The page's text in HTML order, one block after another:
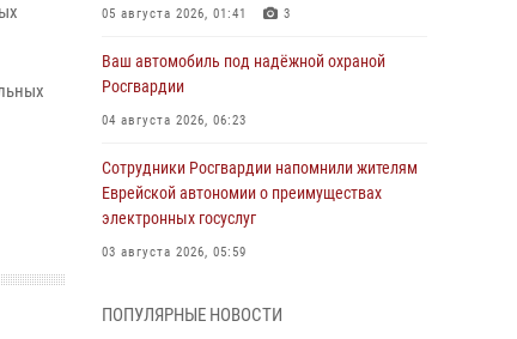
05 августа 2026, 01:41 3
Ваш автомобиль под надёжной охраной
Росгвардии
04 августа 2026, 06:23
Сотрудники Росгвардии напомнили жителям
Еврейской автономии о преимуществах
электронных госуслуг
03 августа 2026, 05:59
армии Виктор Золотов поздравил
ПОПУЛЯРНЫЕ НОВОСТИ